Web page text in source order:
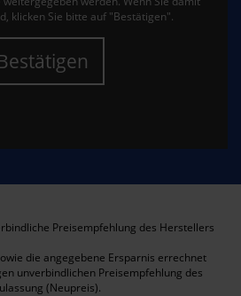
klicken Sie bitte auf "Bestätigen".
Preisempfehlung des Herstellers
die angegebene Ersparnis errechnet
unverbindlichen Preisempfehlung des
(Neupreis).